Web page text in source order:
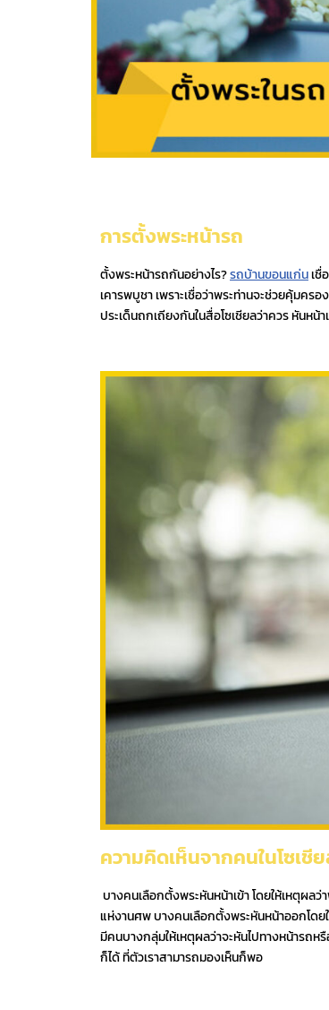
การตั้งพระหน้ารถ
ตั้งพระหน้ารถกันอย่างไร?รถบ้านขอนแก่นเชื่
เคารพบูชา เพราะเชื่อว่าพระท่านจะช่วยคุ้ม
ประเด็นถกเถียงกันในสื่อโซเชียลว่าควร หันห
ความคิดเห็นจากคนในโซเชี
บางคนเลือกตั้งพระหันหน้าเข้า โดยให้เหตุผลว่
แห่งานศพ บางคนเลือกตั้งพระหันหน้าออกโดย
มีคนบางกลุ่มให้เหตุผลว่าจะหันไปทางหน้ารถห
ก็ได้ ที่ตัวเราสามารถมองเห็นก็พอ